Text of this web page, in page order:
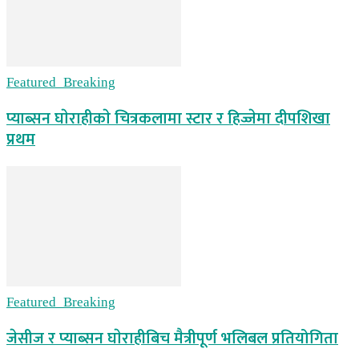
Featured_Breaking
प्याब्सन घाेराहीकाे चित्रकलामा स्टार र हिज्जेमा दीपशिखा
प्रथम
Featured_Breaking
जेसीज र प्याब्सन घाेराहीबिच मैत्रीपूर्ण भलिबल प्रतियोगिता